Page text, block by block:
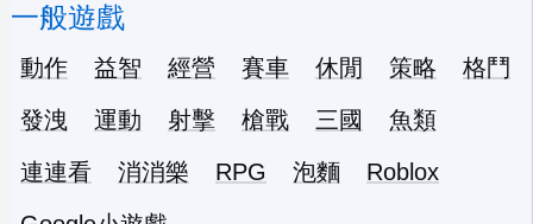
一般遊戲
動作 益智 經營 賽車 休閒 策略
格鬥
發洩
運動 射擊 槍戰 三國
魚類
連連看
消消樂 RPG 泡麵
Roblox